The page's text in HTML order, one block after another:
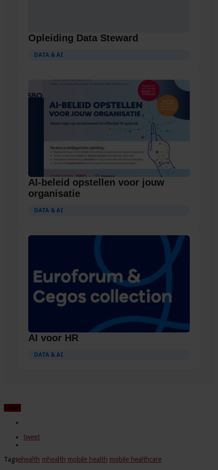
Opleiding Data Steward
DATA & AI
AI-beleid opstellen voor jouw
organisatie
DATA & AI
AI voor HR
DATA & AI
Delen
tweet
Tagsehealth mhealth mobile health mobile healthcare